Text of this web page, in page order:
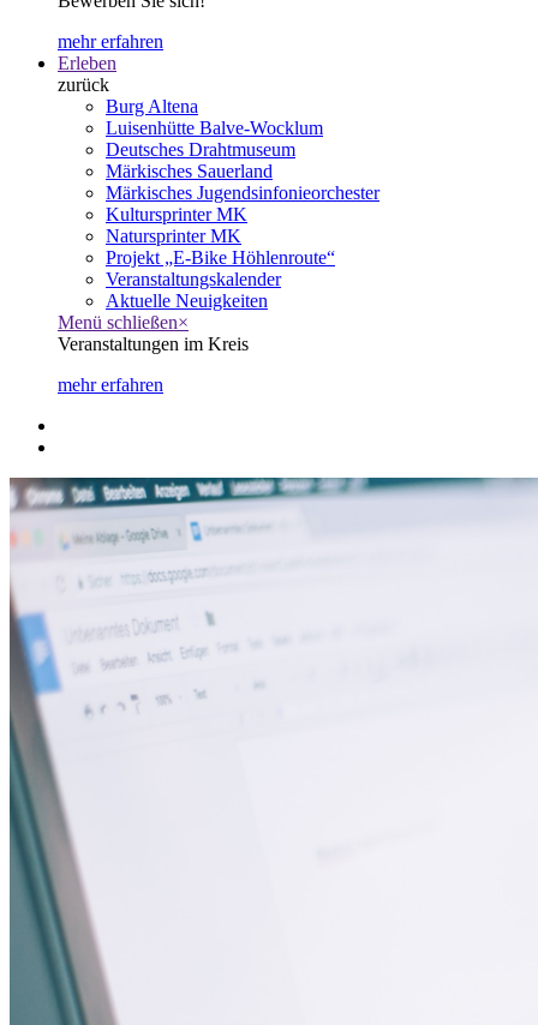
mehr erfahren
Erleben
zurück
Burg Altena
Luisenhütte Balve-Wocklum
Deutsches Drahtmuseum
Märkisches Sauerland
Märkisches Jugendsinfonieorchester
Kultursprinter MK
Natursprinter MK
Projekt „E-Bike Höhlenroute“
Veranstaltungskalender
Aktuelle Neuigkeiten
Menü schließen×
Veranstaltungen im Kreis
mehr erfahren